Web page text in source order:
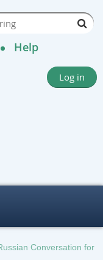
Help
Log in
Conversation for